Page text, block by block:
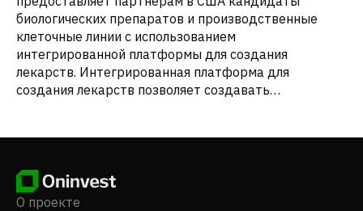
биологических препаратов и производственные
клеточные линии с использованием
интегрированной платформы для создания
лекарств. Интегрированная платформа для
создания лекарств позволяет создавать
один процесс. Компания Absci Corporation была
в Ванкувере, штат Вашингтон.
О проекте